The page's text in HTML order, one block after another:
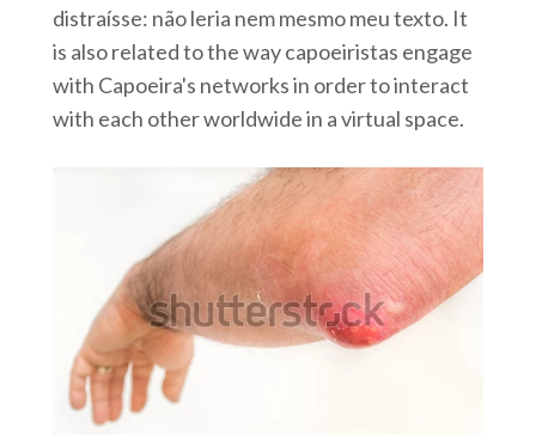
distraísse: não leria nem mesmo meu texto. It
is also related to the way capoeiristas engage
with Capoeira's networks in order to interact
with each other worldwide in a virtual space.